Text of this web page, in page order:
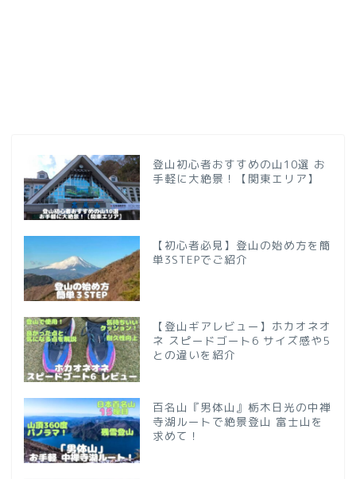
登山初心者おすすめの山10選 お
手軽に大絶景！【関東エリア】
【初心者必見】登山の始め方を簡
単3STEPでご紹介
【登山ギアレビュー】ホカオネオ
ネ スピードゴート6 サイズ感や5
との違いを紹介
百名山『男体山』栃木日光の中禅
寺湖ルートで絶景登山 富士山を
求めて！